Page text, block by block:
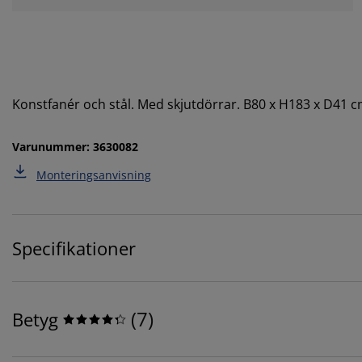
Konstfanér och stål. Med skjutdörrar. B80 x H183 x D41
Varunummer: 3630082
Monteringsanvisning
Specifikationer
Betyg (7)